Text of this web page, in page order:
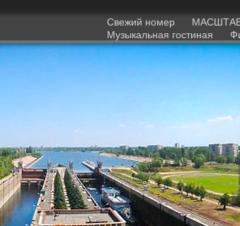
Свежий номер МАСШТАБ
Музыкальная гостиная